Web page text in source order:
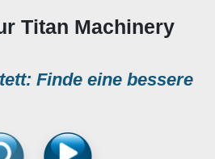
Titan Machinery
Finde eine bessere